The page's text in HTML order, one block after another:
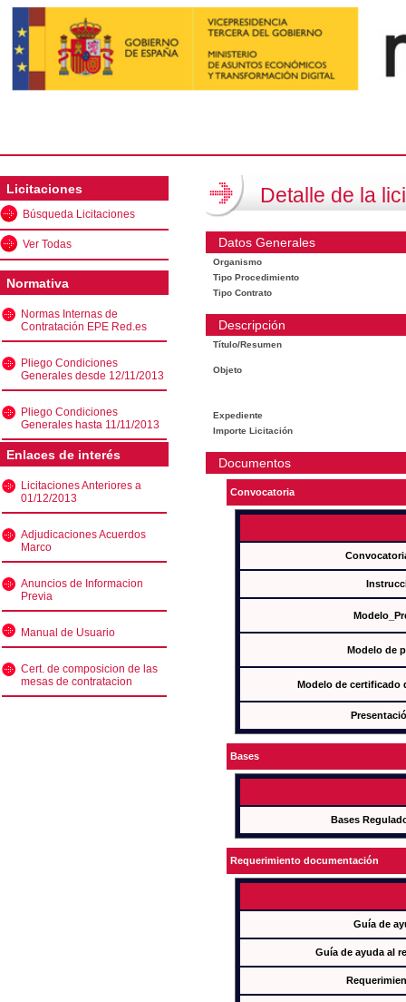
Licitaciones
Búsqueda Licitaciones
Ver Todas
Normativa
Normas Internas de
Contratación EPE Red.es
Pliego Condiciones
Generales desde 12/11/2013
Pliego Condiciones
Generales hasta 11/11/2013
Enlaces de interés
Licitaciones Anteriores a
01/12/2013
Adjudicaciones Acuerdos
Marco
Anuncios de Informacion
Previa
Manual de Usuario
Cert. de composicion de las
mesas de contratacion
Detalle de la
Datos Generales
Organismo
Tipo Procedimiento
Tipo Contrato
Descripción
Título/Resumen
Objeto
Expediente
Importe Licitación
Documentos
Convocatoria
Modelo de
Modelo de certificado
Bases
Bases
Requerimiento documentación
Guía de
Guía de ayuda al